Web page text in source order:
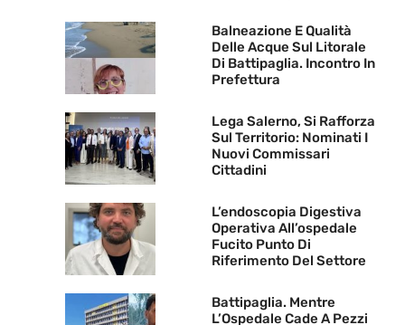
Balneazione E Qualità
Delle Acque Sul Litorale
Di Battipaglia. Incontro In
Prefettura
Lega Salerno, Si Rafforza
Sul Territorio: Nominati I
Nuovi Commissari
Cittadini
L’endoscopia Digestiva
Operativa All’ospedale
Fucito Punto Di
Riferimento Del Settore
Battipaglia. Mentre
L’Ospedale Cade A Pezzi